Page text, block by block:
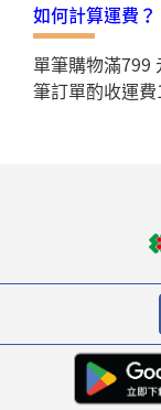
如何計算運費？
單筆購物滿799
筆訂單酌收運費